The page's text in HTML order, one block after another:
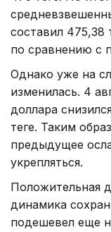
составил 475,38
по сравнению с
Однако уже на
изменилась. 4
доллара
теңге. Таким
предыдущее
укрепляться.
Положительная
динамика
подешевел еще